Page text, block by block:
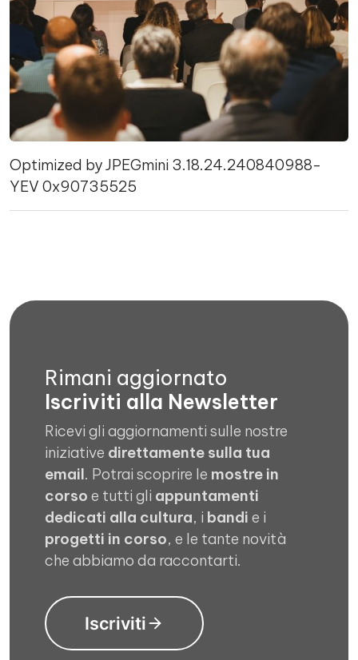
Optimized by JPEGmini 3.18.24.240840988-
YEV 0x90735525
Rimani aggiornato
Iscriviti alla Newsletter
Ricevi gli aggiornamenti sulle nostre
iniziative direttamente sulla tua
email. Potrai scoprire le mostre in
corso e tutti gli appuntamenti
dedicati alla cultura, i bandi e i
progetti in corso, e le tante novità
che abbiamo da raccontarti.
Iscriviti